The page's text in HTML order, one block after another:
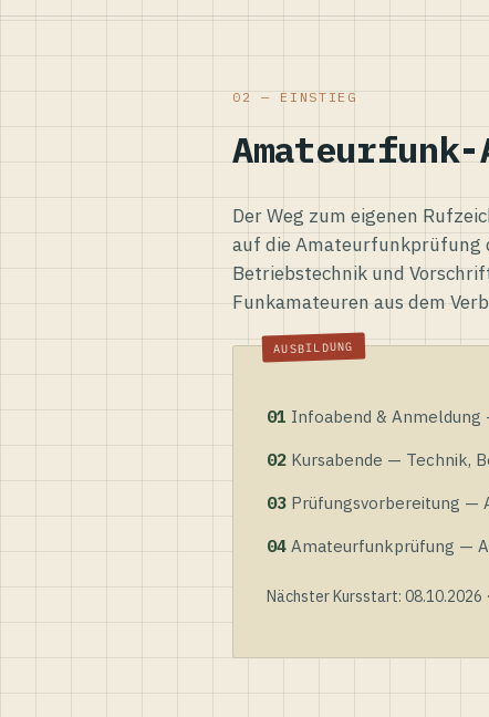
02 — EINSTIEG
Der Weg zum eigenen
auf die Amateurfunkprüfung
Betriebstechnik und
Funkamateuren aus dem
01 Infoabend & Anmeldung
02 Kursabende — Technik,
03 Prüfungsvorbereitung —
04 Amateurfunkprüfung —
Nächster Kursstart: 08.10.2026